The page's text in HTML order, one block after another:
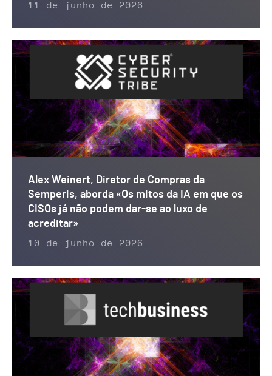
11 de junho de 2026
Alex Weinert, Diretor de Compras da
Semperis, aborda «Os mitos da IA em que os
CISOs já não podem dar-se ao luxo de
acreditar»
10 de junho de 2026